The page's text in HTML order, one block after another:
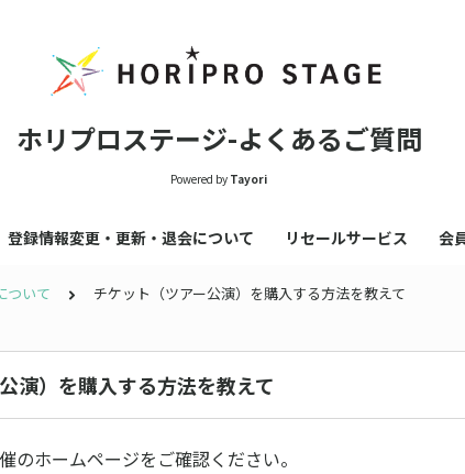
ホリプロステージ-よくあるご質問
Powered by Tayori
登録情報変更・更新・退会について リセールサービス 会
ついて チケット（ツアー公演）を購入する方法を教えて
演）を購入する方法を教えて
のホームページをご確認ください。